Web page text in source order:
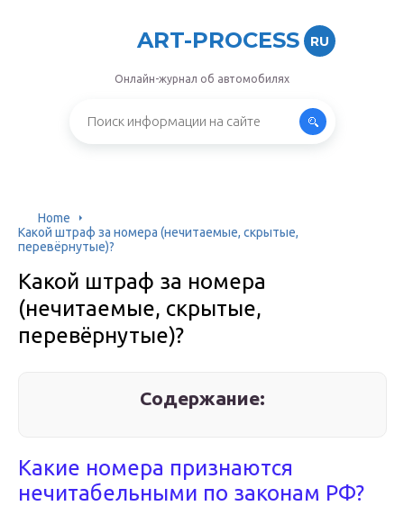
ART-PROCESS RU
Онлайн-журнал об автомобилях
Home
Какой штраф за номера (нечитаемые, скрытые,
перевёрнутые)?
Какой штраф за номера
(нечитаемые, скрытые,
перевёрнутые)?
Содержание:
Какие номера признаются
нечитабельными по законам РФ?